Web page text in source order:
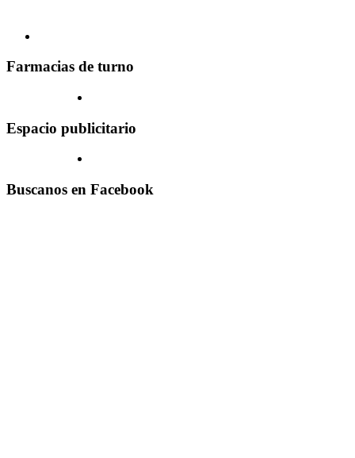
Farmacias de turno
Espacio publicitario
Buscanos en Facebook